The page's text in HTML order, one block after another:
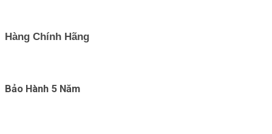
Hàng Chính Hãng
Bảo Hành 5 Năm